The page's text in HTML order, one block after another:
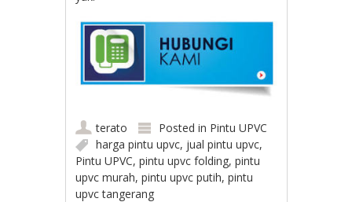
terato Posted in Pintu UPVC
harga pintu upvc, jual pintu upvc,
Pintu UPVC,pintu upvc folding,pintu
upvc murah,pintu upvc putih,pintu
upvc tangerang